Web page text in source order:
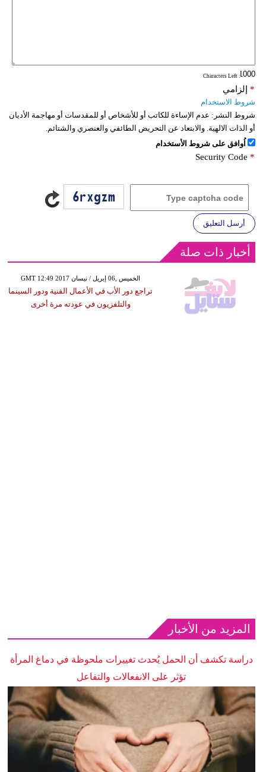
: Characters Left
إلزامي *
شروط الاستخدام
شروط النشر: عدم الإساءة للكاتب أو للأشخاص أو للمقدسات أو مهاجمة الأديان
أو الذات الالهية. والابتعاد عن التحريض الطائفي والعنصري والشتائم.
اُوافق على شروط الأستخدام
Security Code *
أرسل التعليق
أخبار ذات صلة
GMT 12:49 2017 الخميس ,06 إبريل / نيسان
تراجع دور الأب في الأعمال الفنية ودور السينما
والتلفزيون في عودته مرة أخرى
المزيد من الأخبار
دراسة تكشف أن الحمل يُحدث تغييرات ملحوظة في دماغ المرأة
تؤثر على الانفعالات والتفاعل